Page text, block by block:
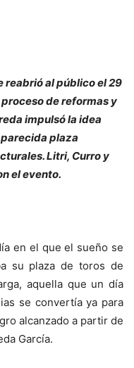
reabrió al público el 29
de reformas y
impulsó la idea
plaza
Litri, Curro y
el evento.
en el que el sueño se
su plaza de toros de
aquella que un día
se convertía ya para
alcanzado a partir de
García.